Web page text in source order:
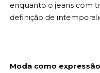
enquanto o jeans com
definição de
Moda como